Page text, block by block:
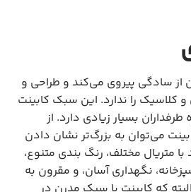
از سادگی پیروی می‌کند و طراحی و
را ندارد. این سبک کابینت
بسیار زیادی دارد. از
می‌توان به بزرگ‌تر نشان دادن
متریال مختلف، رنگ بندی متنوع،
نگهداری آسان، و مقرون به